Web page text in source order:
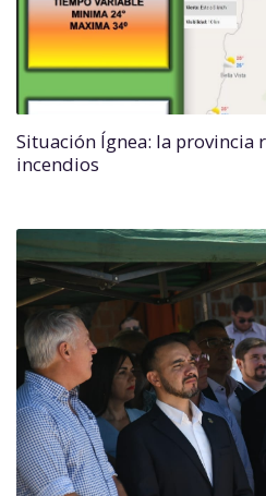
Situación Ígnea: la provincia
incendios